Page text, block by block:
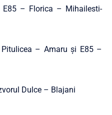
– Florica – Mihailesti-
– Amaru şi E85 –
Dulce – Blajani